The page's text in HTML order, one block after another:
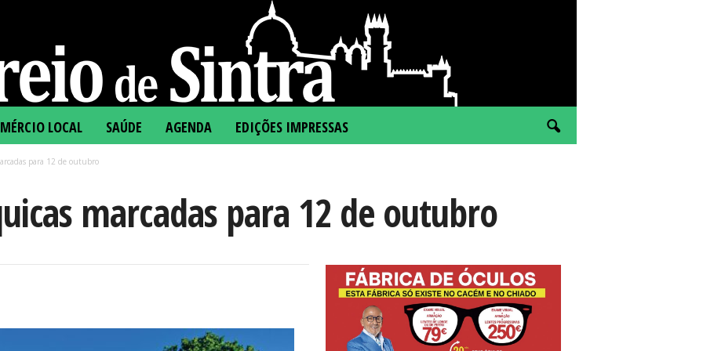
LOCAL SAÚDE AGENDA EDIÇÕES IMPRESSAS
para 12 de outubro
marcadas para 12 de outubro